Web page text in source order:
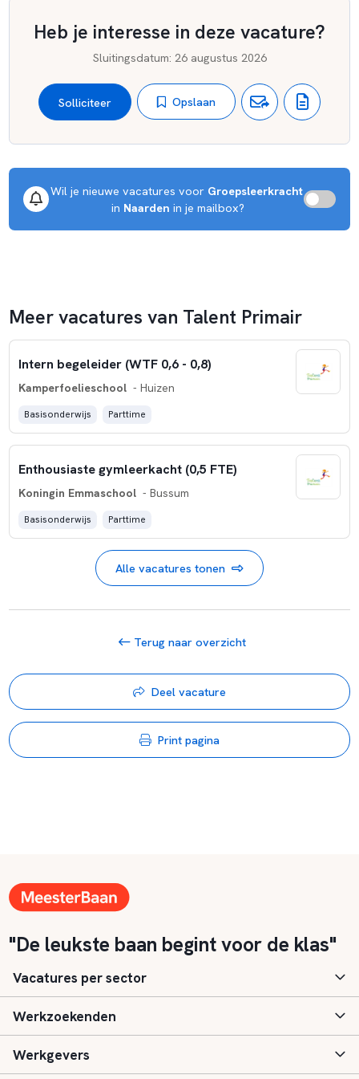
Wij doen dit samen, met enthousiasme en
verantwoordelijkheid!
Heb je interesse in deze vacature?
Sluitingsdatum: 26 augustus 2026
Solliciteer Opslaan
Wil je nieuwe vacatures voor Groepsleerkracht
in Naarden in je mailbox?
Meer vacatures van Talent Primair
Intern begeleider (WTF 0,6 - 0,8)
Kamperfoelieschool - Huizen
Basisonderwijs Parttime
Enthousiaste gymleerkacht (0,5 FTE)
Koningin Emmaschool - Bussum
Basisonderwijs Parttime
Alle vacatures tonen
Terug naar overzicht
Deel vacature
Print pagina
"De leukste baan begint voor de klas"
Vacatures per sector
Basisonderwijs
Speciaal (basis) onderwijs
Werkzoekenden
Aanmelden
Werkgevers